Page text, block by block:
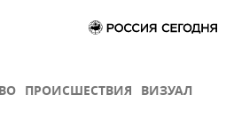
ПРОИСШЕСТВИЯ ВИЗУАЛ